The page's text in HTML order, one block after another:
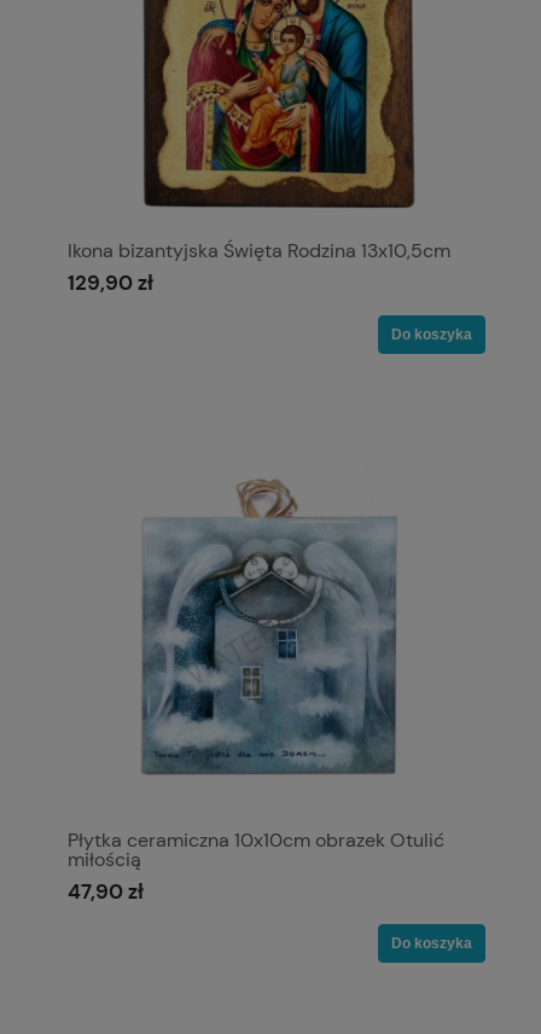
Ikona bizantyjska Święta Rodzina 13x10,5cm
129,90 zł
Do koszyka
Płytka ceramiczna 10x10cm obrazek Otulić
miłością
47,90 zł
Do koszyka